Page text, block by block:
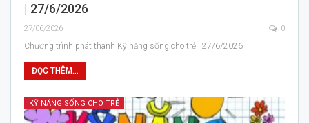
| 27/6/2026
27/06/2026 0
Chương trình phát thanh Kỹ năng sống cho trẻ | 27/6/2026
ĐỌC THÊM...
KỸ NĂNG SỐNG CHO TRẺ